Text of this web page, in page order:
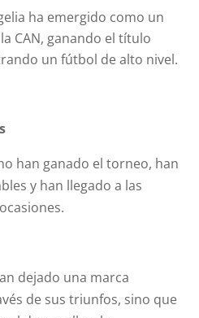
ha emergido como un
CAN, ganando el título
un fútbol de alto nivel.
han ganado el torneo, han
y han llegado a las
dejado una marca
de sus triunfos, sino que